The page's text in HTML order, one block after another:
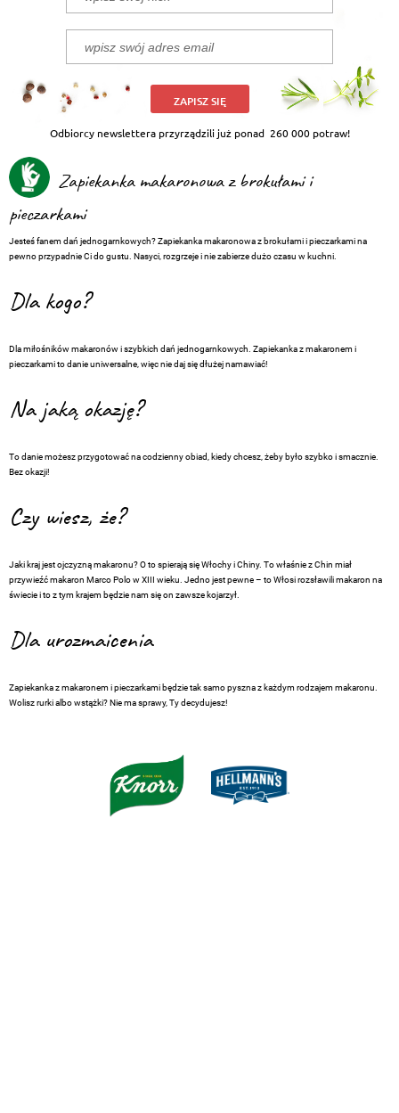
ZAPISZ SIĘ
Odbiorcy newslettera przyrządzili już ponad 260 000 potraw!
Zapiekanka makaronowa z brokułami i
pieczarkami
Jesteś fanem dań jednogarnkowych? Zapiekanka makaronowa z brokułami i pieczarkami na
pewno przypadnie Ci do gustu. Nasyci, rozgrzeje i nie zabierze dużo czasu w kuchni.
Dla kogo?
Dla miłośników makaronów i szybkich dań jednogarnkowych. Zapiekanka z makaronem i
pieczarkami to danie uniwersalne, więc nie daj się dłużej namawiać!
Na jaką okazję?
To danie możesz przygotować na codzienny obiad, kiedy chcesz, żeby było szybko i smacznie.
Bez okazji!
Czy wiesz, że?
Jaki kraj jest ojczyzną makaronu? O to spierają się Włochy i Chiny. To właśnie z Chin miał
przywieźć makaron Marco Polo w XIII wieku. Jedno jest pewne – to Włosi rozsławili makaron na
świecie i to z tym krajem będzie nam się on zawsze kojarzył.
Dla urozmaicenia
Zapiekanka z makaronem i pieczarkami będzie tak samo pyszna z każdym rodzajem makaronu.
Wolisz rurki albo wstążki? Nie ma sprawy, Ty decydujesz!